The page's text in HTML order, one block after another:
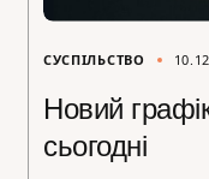
СУСПІЛЬСТВО
Новий
сьогодні